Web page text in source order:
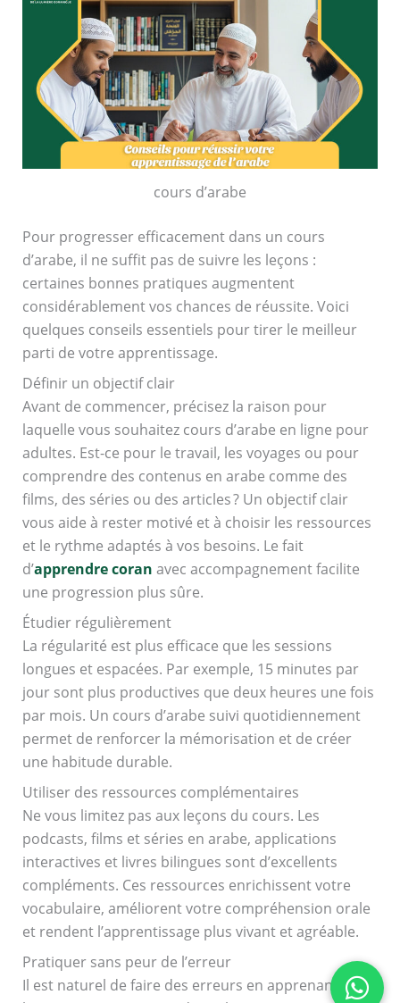
cours d’arabe
Pour progresser efficacement dans un cours
d’arabe, il ne suffit pas de suivre les leçons :
certaines bonnes pratiques augmentent
considérablement vos chances de réussite. Voici
quelques conseils essentiels pour tirer le meilleur
parti de votre apprentissage.
Définir un objectif clair
Avant de commencer, précisez la raison pour
laquelle vous souhaitez cours d’arabe en ligne pour
adultes. Est-ce pour le travail, les voyages ou pour
comprendre des contenus en arabe comme des
films, des séries ou des articles ? Un objectif clair
vous aide à rester motivé et à choisir les ressources
et le rythme adaptés à vos besoins. Le fait
d’apprendre coran avec accompagnement facilite
une progression plus sûre.
Étudier régulièrement
La régularité est plus efficace que les sessions
longues et espacées. Par exemple, 15 minutes par
jour sont plus productives que deux heures une fois
par mois. Un cours d’arabe suivi quotidiennement
permet de renforcer la mémorisation et de créer
une habitude durable.
Utiliser des ressources complémentaires
Ne vous limitez pas aux leçons du cours. Les
podcasts, films et séries en arabe, applications
interactives et livres bilingues sont d’excellents
compléments. Ces ressources enrichissent votre
vocabulaire, améliorent votre compréhension orale
et rendent l’apprentissage plus vivant et agréable.
Pratiquer sans peur de l’erreur
Il est naturel de faire des erreurs en apprenant une